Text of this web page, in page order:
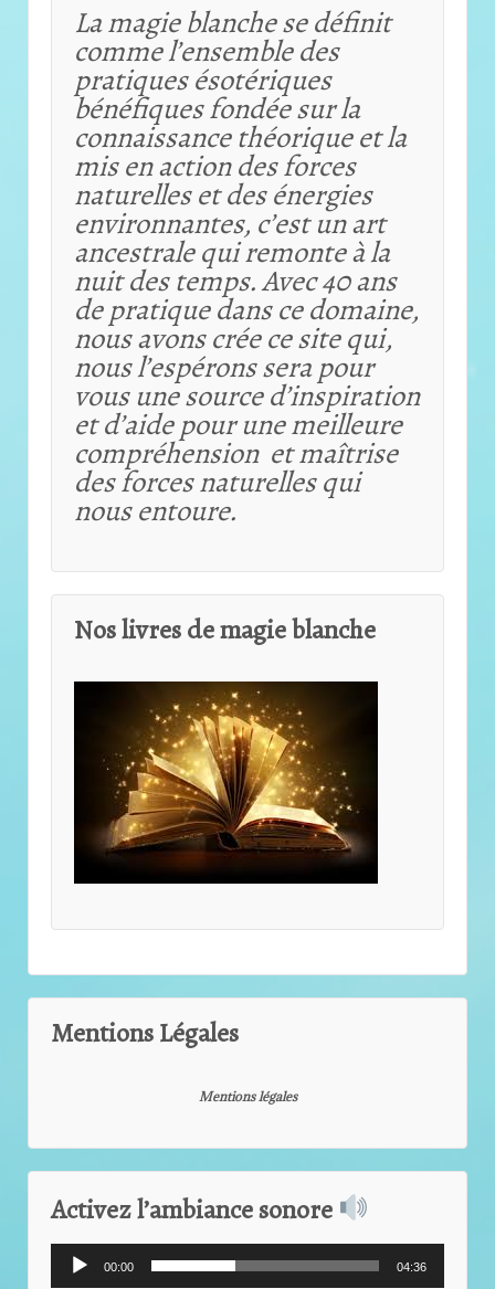
La magie blanche se définit
comme l’ensemble des
pratiques ésotériques
bénéfiques fondée sur la
connaissance théorique etla
mis en action des forces
naturelles et des énergies
environnantes, c’est un art
ancestrale qui remonte à la
nuit des temps. Avec 40 ans
de pratique dans ce domaine,
nous avons crée ce site qui,
nous l’espérons sera pour
vous une source d’inspiration
et d’aide pour une meilleure
compréhension et maîtrise
des forces naturelles qui
nous entoure.
Nos livres de magie blanche
Mentions Légales
Mentions légales
Activez l’ambiance sonore
audio
00:00 04:36